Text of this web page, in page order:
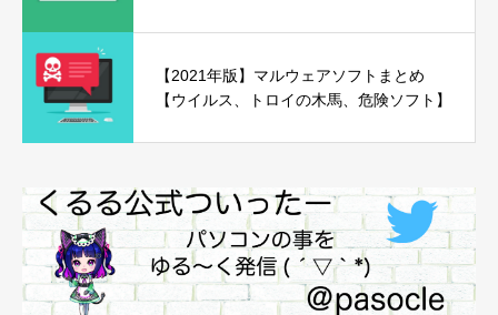
【2021年版】マルウェアソフトまとめ
【ウイルス、トロイの木馬、危険ソフト】